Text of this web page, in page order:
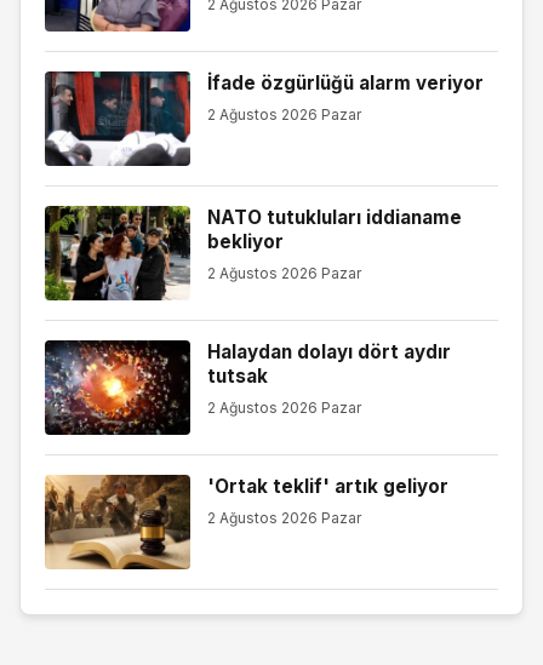
2 Ağustos 2026 Pazar
İfade özgürlüğü alarm veriyor
2 Ağustos 2026 Pazar
NATO tutukluları iddianame
bekliyor
2 Ağustos 2026 Pazar
Halaydan dolayı dört aydır
tutsak
2 Ağustos 2026 Pazar
'Ortak teklif' artık geliyor
2 Ağustos 2026 Pazar